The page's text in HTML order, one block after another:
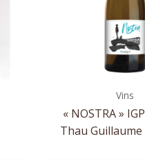
Vins
« NOSTRA »
Thau